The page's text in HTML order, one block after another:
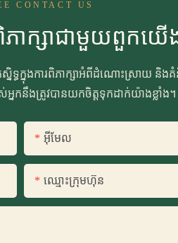
CONTACT US
ាក្សាជាមួយពួកយើ
ក្នុងការពិភាក្សាអំពីដំណោះស្រាយ និង
នកនឹងត្រូវបានយកចិត្តទុកដាក់យ៉ាងខ្លាំង។
អ៊ីមែល
ឈ្មោះ​ក្រុម​ហ៊ុន